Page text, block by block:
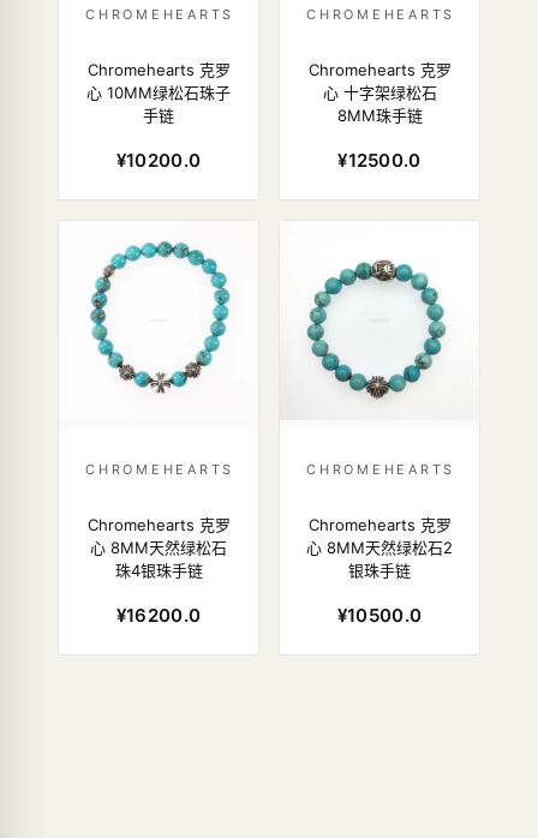
CHROMEHEARTS
Chromehearts 克罗
心 10MM绿松石珠子
手链
¥10200.0
CHROMEHEARTS
Chromehearts 克罗
心 十字架绿松石
8MM珠手链
¥12500.0
CHROMEHEARTS
Chromehearts 克罗
心 8MM天然绿松石
珠4银珠手链
¥16200.0
CHROMEHEARTS
Chromehearts 克罗
心 8MM天然绿松石2
银珠手链
¥10500.0